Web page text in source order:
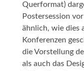
Querformat)
Postersession
ähnlich, wie dies
Konferenzen
die Vorstellung
als auch das